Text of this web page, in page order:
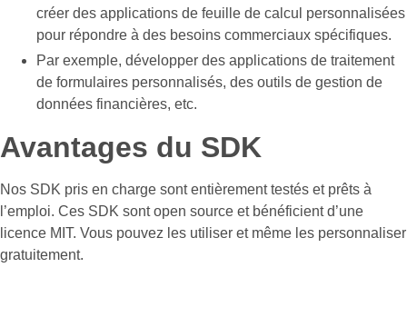
créer des applications de feuille de calcul personnalisées
pour répondre à des besoins commerciaux spécifiques.
Par exemple, développer des applications de traitement
de formulaires personnalisés, des outils de gestion de
données financières, etc.
Avantages du SDK
Nos SDK pris en charge sont entièrement testés et prêts à
l’emploi. Ces SDK sont open source et bénéficient d’une
licence MIT. Vous pouvez les utiliser et même les personnaliser
gratuitement.